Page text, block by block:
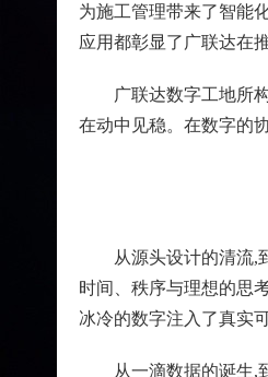
为施工管理带来了智能
应用都彰显了广联达在
广联达数字工地所
在动中见稳。在数字的
从源头设计的清流,
时间、秩序与理想的思
冰冷的数字注入了真实
从一滴数据的诞生,